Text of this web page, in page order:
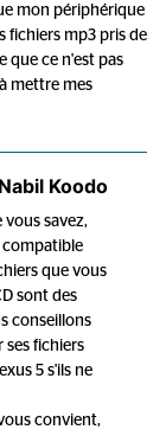
mon périphérique
fichiers mp3 pris de
que ce n'est pas
mettre mes
Nabil Koodo
vous savez,
compatible
que vous
sont des
conseillons
ses fichiers
5 s'ils ne
vous convient,